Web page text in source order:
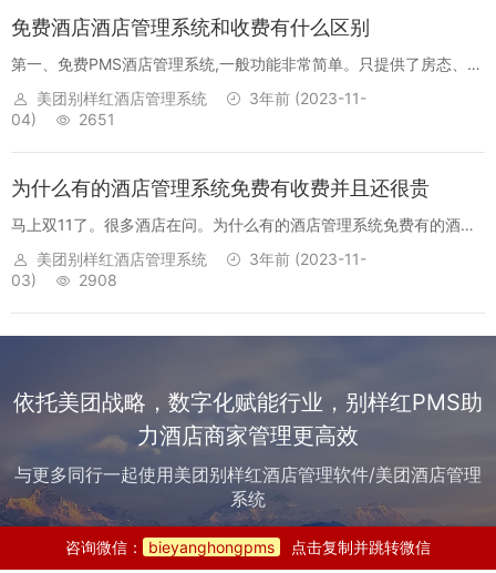
免费酒店酒店管理系统和收费有什么区别
第一、免费PMS酒店管理系统,一般功能非常简单。只提供了房态、简
单的收银功能，比如住满满酒店管理系统、订单来了PMS系统、云掌
柜PMS系统。餐饮管理、会议管理、电竞房管理、协议单位、商品售
美团别样红酒店管理系统 3年前 (2023-11-
04)
2651
为什么有的酒店管理系统免费有收费并且还很贵
马上双11了。很多酒店在问。为什么有的酒店管理系统免费有的酒店
管理系统收费并且还很贵？我们分两节来交流探讨免费的酒店管理系
统和收费酒店管理系统的区别。 第一节：免...
美团别样红酒店管理系统 3年前 (2023-11-
03)
2908
依托美团战略，数字化赋能行业，别样红PMS助
力酒店商家管理更高效
与更多同行一起使用美团别样红酒店管理软件/美团酒店管理
系统
美团别样红PMS 2026新版电话、微信咨询：
咨询微信： bieyanghongpms 点击复制并跳转微信